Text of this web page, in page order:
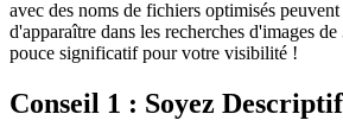
avec des noms de fichiers optimisés
d'apparaître dans les recherches d'images
pouce significatif pour votre visibilité !
Conseil 1 : Soyez